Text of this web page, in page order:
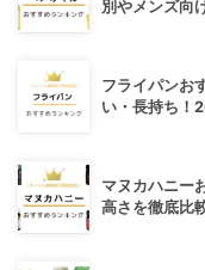
別やメンズ向
フライパンお
い・長持ち！
マヌカハニー
高さを徹底比